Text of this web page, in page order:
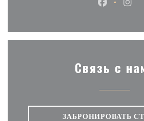
Facebook
Связь с
ЗАБРОНИРОВАТЬ